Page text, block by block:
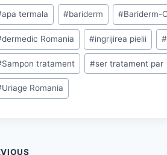
apa termala #bariderm #Bariderm-
dermedic Romania #ingrijirea pielii #
Sampon tratament #ser tratament par
Uriage Romania